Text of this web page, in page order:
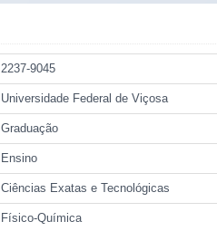
2237-9045
Universidade Federal de Viçosa
Graduação
Ensino
Ciências Exatas e Tecnológicas
Físico-Química